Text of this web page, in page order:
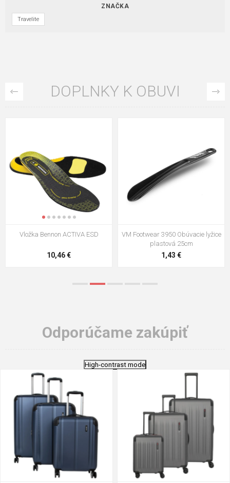
ZNAČKA
Travelite
DOPLNKY K OBUVI
VM Footwear 3009 Vkladacia
5,21 €
VM Footwear 3102 Šnúrky ploché
0,79 €
Odporúčame zakúpiť
High-contrast mode